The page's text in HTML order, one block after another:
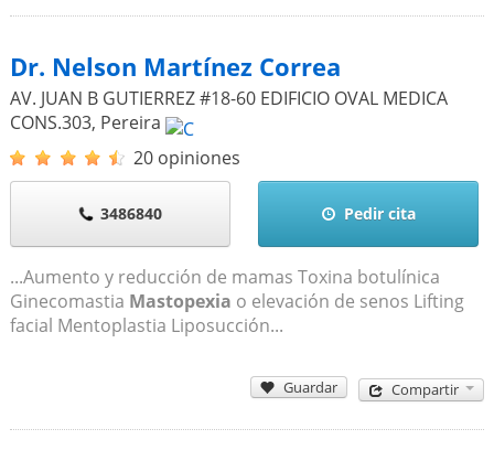
Dr. Nelson Martínez Correa
AV. JUAN B GUTIERREZ #18-60 EDIFICIO OVAL MEDICA
CONS.303, Pereira
20 opiniones
3486840 Pedir cita
...Aumento y reducción de mamas Toxina botulínica
Ginecomastia Mastopexia o elevación de senos Lifting
facial Mentoplastia Liposucción...
Guardar Compartir